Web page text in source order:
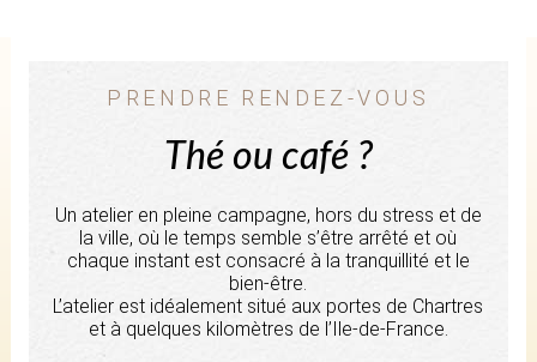
PRENDRE RENDEZ-VOUS
Thé ou café ?
Un atelier en pleine campagne, hors du stress et de
la ville, où le temps semble s’être arrêté et où
chaque instant est consacré à la tranquillité et le
bien-être.
L’atelier est idéalement situé aux portes de Chartres
et à quelques kilomètres de l’Ile-de-France.